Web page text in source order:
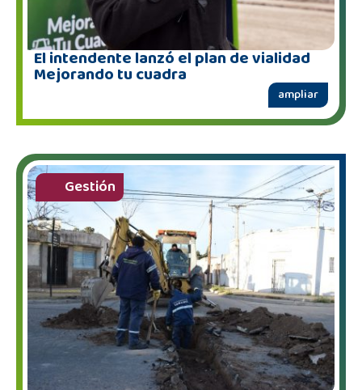
El intendente lanzó el plan de vialidad
Mejorando tu cuadra
ampliar
Gestión